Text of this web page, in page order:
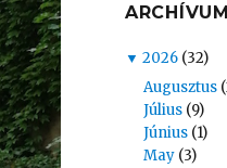
ARCHÍVUM
▼ 2026 (32)
Augusztus
Július (9)
Június (1)
May (3)